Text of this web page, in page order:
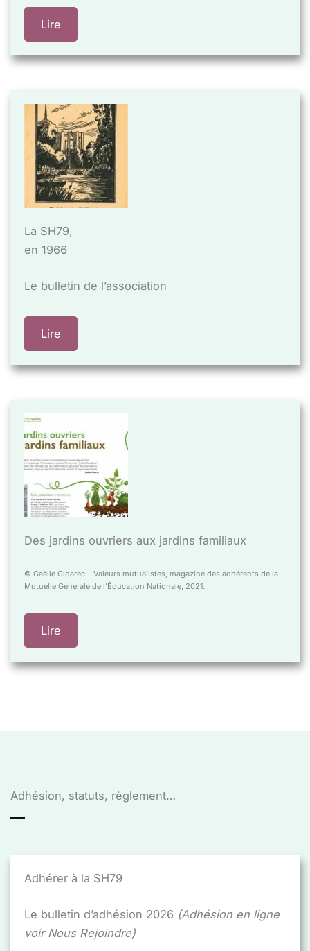
Lire
La SH79,
en 1966
Le bulletin de l’association
Lire
Des jardins ouvriers aux jardins familiaux
© Gaëlle Cloarec – Valeurs mutualistes, magazine des adhérents de la
Mutuelle Générale de l’Éducation Nationale, 2021.
Lire
Adhésion, statuts, règlement…
Adhérer à la SH79
Le bulletin d’adhésion 2026 (Adhésion en ligne
voir Nous Rejoindre)